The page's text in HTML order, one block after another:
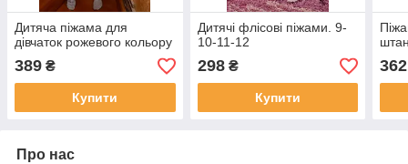
Дитяча піжама для
дівчаток рожевого кольору
389 ₴
Купити
Дитячі флісові піжами. 9-
10-11-12
298₴
Купити
362
Про нас